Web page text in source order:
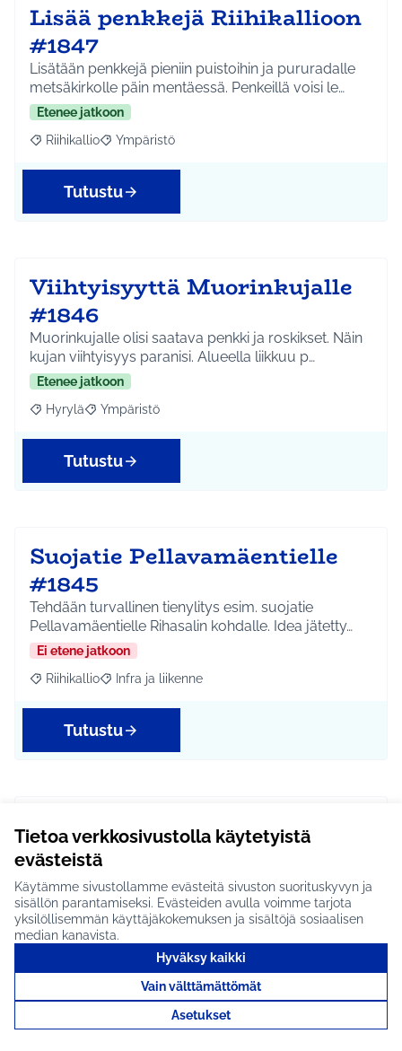
Tietoa verkkosivustolla käytetyistä
evästeistä
Käytämme sivustollamme evästeitä sivuston suorituskyvyn ja
sisällön parantamiseksi. Evästeiden avulla voimme tarjota
yksilöllisemmän käyttäjäkokemuksen ja sisältöjä sosiaalisen
median kanavista.
Hyväksy kaikki
Vain välttämättömät
Asetukset
Lisää penkkejä Riihikallioon
#1847
Lisätään penkkejä pieniin puistoihin ja pururadalle
metsäkirkolle päin mentäessä. Penkeillä voisi le…
Etenee jatkoon
Rajaa tulokset aihepiirin mukaan: Riihikallio
Riihikallio Rajaa tulokset teeman mukaan: Ympäristö
Ympäristö
Tutustu
Viihtyisyyttä Muorinkujalle
#1846
Muorinkujalle olisi saatava penkki ja roskikset. Näin
kujan viihtyisyys paranisi. Alueella liikkuu p…
Etenee jatkoon
Rajaa tulokset aihepiirin mukaan: Hyrylä
Hyrylä Rajaa tulokset teeman mukaan: Ympäristö
Ympäristö
Tutustu
Suojatie Pellavamäentielle
#1845
Tehdään turvallinen tienylitys esim. suojatie
Pellavamäentielle Rihasalin kohdalle. Idea jätetty…
Ei etene jatkoon
Rajaa tulokset aihepiirin mukaan: Riihikallio
Riihikallio Rajaa tulokset teeman mukaan: Infra ja liikenne
Infra ja liikenne
Tutustu
Nähtävyysvene
Tuusulanjärvelle #1844
Senioriajelu nähtävyysveneellä Tuusulanjärvellä
ilahduttaisi paikallisia ja lisäisi kotiseutuylpeytt…
Etenee jatkoon
Rajaa tulokset aihepiirin mukaan: Koko Tuusula
Koko Tuusula Rajaa tulokset teeman mukaan: Kulttuuri ja
Kulttuuri ja tapahtumat
Tutustu